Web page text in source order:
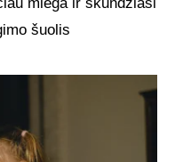
miega ir skundžiasi
šuolis